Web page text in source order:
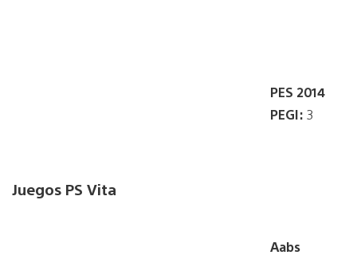
PES 2014
PEGI: 3
Juegos PS Vita
Aabs